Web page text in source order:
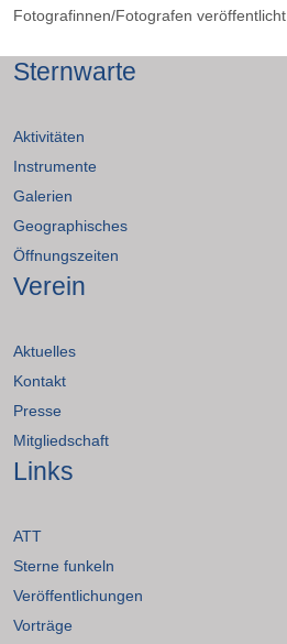
Fotografinnen/Fotografen veröffentlicht.
Sternwarte
Aktivitäten
Instrumente
Galerien
Geographisches
Öffnungszeiten
Verein
Aktuelles
Kontakt
Presse
Mitgliedschaft
Links
ATT
Sterne funkeln
Veröffentlichungen
Vorträge